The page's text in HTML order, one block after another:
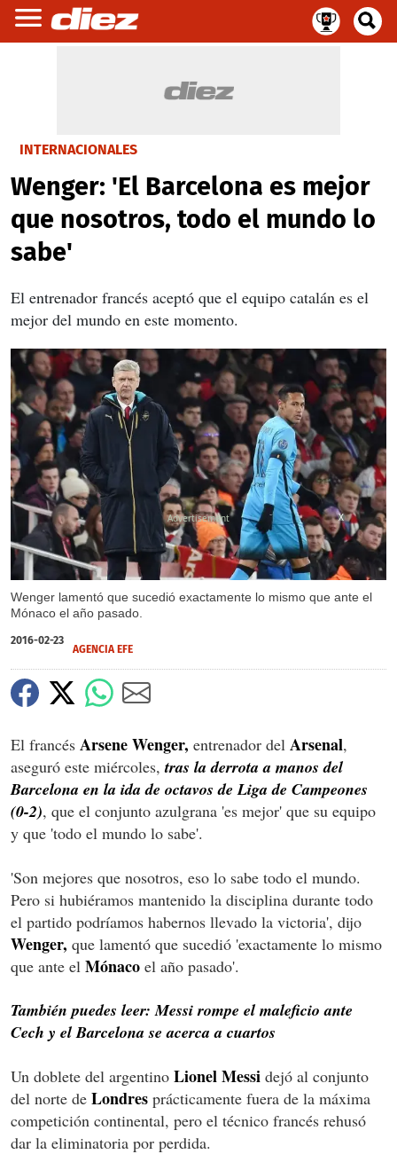
INTERNACIONALES
Wenger: 'El Barcelona es mejor
que nosotros, todo el mundo lo
sabe'
El entrenador francés aceptó que el equipo catalán es el
mejor del mundo en este momento.
Wenger lamentó que sucedió exactamente lo mismo que ante el
Mónaco el año pasado.
X
2016-02-23
AGENCIA EFE
El francés Arsene Wenger, entrenador del Arsenal,
aseguró este miércoles, tras la derrota a manos del
Barcelona en la ida de octavos de Liga de Campeones
(0-2), que el conjunto azulgrana 'es mejor' que su equipo
y que 'todo el mundo lo sabe'.
'Son mejores que nosotros, eso lo sabe todo el mundo.
Pero si hubiéramos mantenido la disciplina durante todo
el partido podríamos habernos llevado la victoria', dijo
Wenger, que lamentó que sucedió 'exactamente lo mismo
que ante el Mónaco el año pasado'.
También puedes leer: Messi rompe el maleficio ante
Cech y el Barcelona se acerca a cuartos
Un doblete del argentino Lionel Messi dejó al conjunto
del norte de Londres prácticamente fuera de la máxima
competición continental, pero el técnico francés rehusó
dar la eliminatoria por perdida.